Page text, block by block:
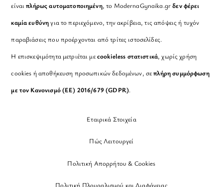
είναιπλήρως αυτοματοποιημένη, το ModernaGynaika.grδεν φέρει
καμία ευθύνηγια το περιεχόμενο, την ακρίβεια, τις απόψεις ή τυχόν
παραβιάσεις που προέρχονται από τρίτες ιστοσελίδες.
Η επισκεψιμότητα μετριέται μεcookieless στατιστικά, χωρίς χρήση
cookies ή αποθήκευση προσωπικών δεδομένων, σεπλήρη συμμόρφωση
με τον Κανονισμό (ΕΕ) 2016/679 (GDPR).
Εταιρικά Στοιχεία
Πώς Λειτουργεί
Πολιτική Απορρήτου & Cookies
Πολιτική Πλουραλισμού και Διαφάνειας